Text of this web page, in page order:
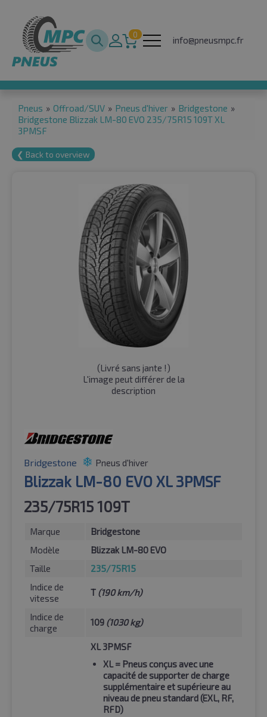
0
info@pneusmpc.fr
Pneus » Offroad/SUV » Pneus d'hiver » Bridgestone »
Bridgestone Blizzak LM-80 EVO 235/75R15 109T XL
3PMSF
❮ Back to overview
(Livré sans jante !)
L'image peut différer de la
description
Bridgestone Pneus d'hiver
Blizzak LM-80 EVO XL 3PMSF
235/75R15 109T
Marque
Bridgestone
Modèle
Blizzak LM-80 EVO
Taille
235/75R15
Indice de
vitesse
T (190 km/h)
Indice de
charge
109 (1030 kg)
XL 3PMSF
XL= Pneus conçus avec une
capacité de supporter de charge
supplémentaire et supérieure au
niveau de pneu standard (EXL, RF,
RFD)